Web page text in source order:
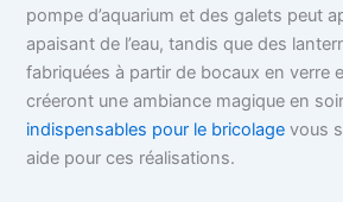
pompe d’aquarium et des galets peut
apaisant de l’eau, tandis que des
fabriquées à partir de bocaux en verre
créeront une ambiance magique en
indispensables pour le bricolage vous
aide pour ces réalisations.